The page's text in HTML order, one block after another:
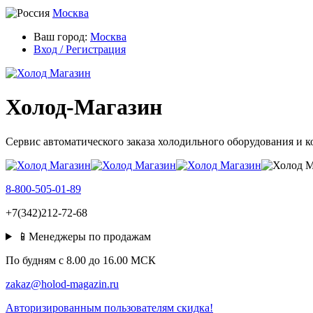
Москва
Ваш город: Москва
Вход / Регистрация
Холод-Магазин
Сервис автоматического заказа холодильного оборудования и
8-800-505-01-89
+7(342)212-72-68
📱Менеджеры по продажам
По будням c 8.00 до 16.00 МСК
zakaz@holod-magazin.ru
Авторизированным пользователям скидка!